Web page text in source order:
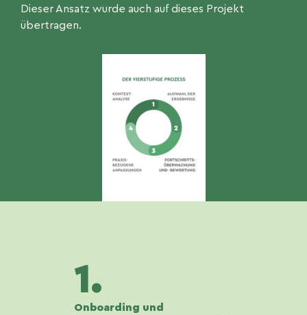
Dieser Ansatz wurde auch auf dieses Projekt
übertragen.
1.
Onboarding und